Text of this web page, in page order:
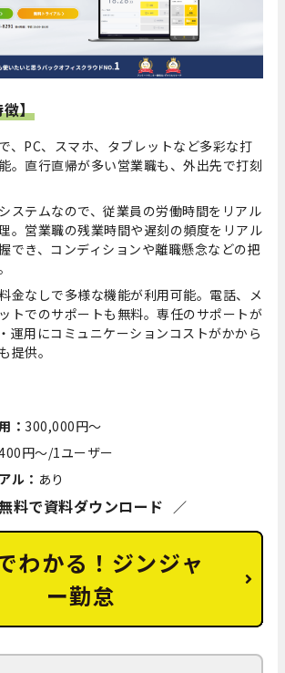
】
、PC、スマホ、タブレットなど多彩な打
。直行直帰が多い営業職も、外出先で打刻
ステムなので、従業員の労働時間をリアル
。営業職の残業時間や遅刻の頻度をリアル
でき、コンディションや離職懸念などの把
金なしで多様な機能が利用可能。電話、メ
トでのサポートも無料。専任のサポートが
運用にコミュニケーションコストがかから
提供。
： 300,000円～
円～/1ユーザー
ル： あり
料で資料ダウンロード
わかる！ジンジャ
ー勤怠